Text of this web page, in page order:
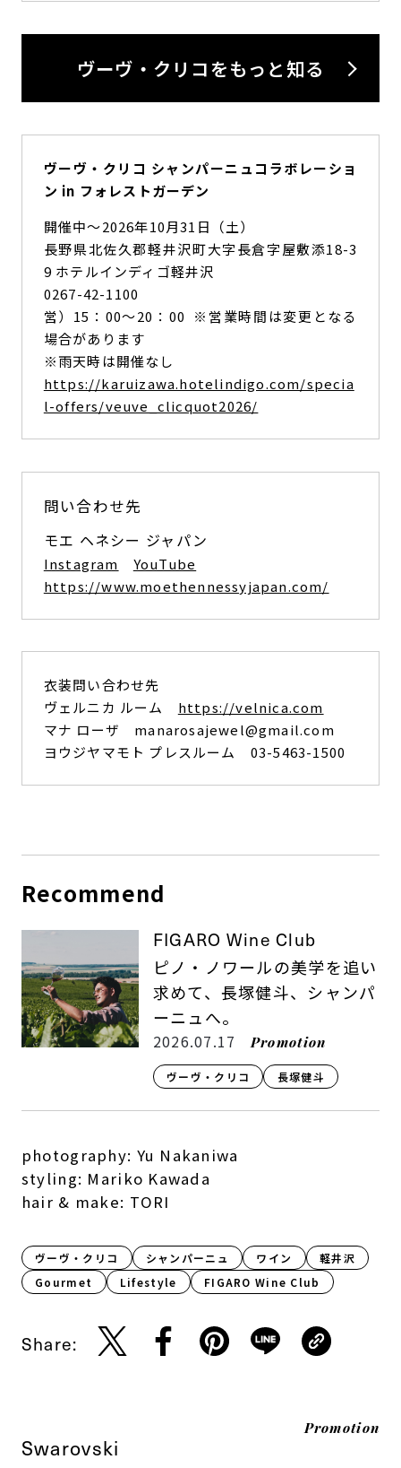
ヴーヴ・クリコをもっと知る
ヴーヴ・クリコ シャンパーニュコラボレーショ
ン in フォレストガーデン
開催中〜2026年10月31日（土）
長野県北佐久郡軽井沢町大字長倉字屋敷添18-3
9 ホテルインディゴ軽井沢
0267-42-1100
営）15：00～20：00 ※営業時間は変更となる
場合があります
※雨天時は開催なし
https://karuizawa.hotelindigo.com/specia
l-offers/veuve_clicquot2026/
問い合わせ先
モエ ヘネシー ジャパン
Instagram
YouTube
https://www.moethennessyjapan.com/
衣装問い合わせ先
ヴェルニカ ルーム https://velnica.com
マナ ローザ manarosajewel@gmail.com
ヨウジヤマモト プレスルーム 03-5463-1500
Recommend
FIGARO Wine Club
ピノ・ノワールの美学を追い
求めて、長塚健斗、シャンパ
ーニュへ。
2026.07.17 Promotion
ヴーヴ・クリコ 長塚健斗
photography: Yu Nakaniwa
styling: Mariko Kawada
hair & make: TORI
ヴーヴ・クリコ シャンパーニュ ワイン
軽井沢
Gourmet
Lifestyle​ FIGARO Wine Club
Share:
Promotion
Swarovski